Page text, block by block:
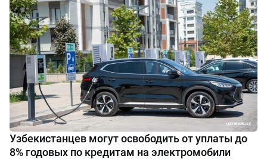
Узбекистанцев могут освободить от уплаты до
8% годовых по кредитам на электромобили